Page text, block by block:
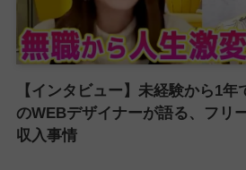
【インタビュー】未経験から1年
のWEBデザイナーが語る、フリ
収入事情